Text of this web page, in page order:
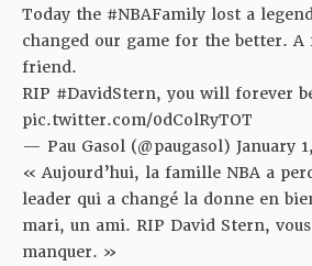
Today the #NBAFamily lost a
changed our game for the better. A
friend.
RIP #DavidStern, you will forever
pic.twitter.com/0dColRyTOT
— Pau Gasol (@paugasol) January
« Aujourd’hui, la famille NBA a
leader qui a changé la donne en
mari, un ami. RIP David Stern,
manquer. »